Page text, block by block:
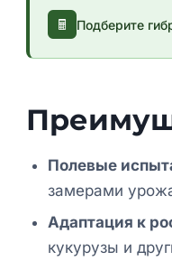
Подберите
Полевые
замерами
Адаптация к
кукурузы и